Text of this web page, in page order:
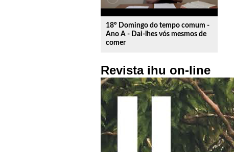
18º Domingo do tempo comum -
Ano A - Dai-lhes vós mesmos de
comer
Revista ihu on-line